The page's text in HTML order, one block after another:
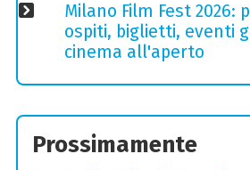
Milano Film Fest 2026:
ospiti, biglietti, eventi
cinema all'aperto
Prossimamente